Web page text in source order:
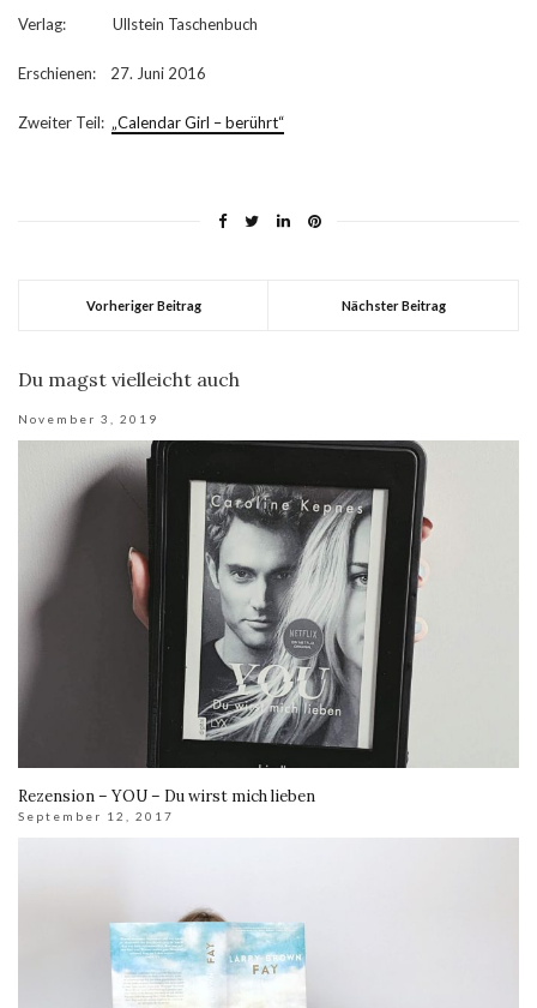
Verlag: Ullstein Taschenbuch
Erschienen: 27. Juni 2016
Zweiter Teil: „Calendar Girl – berührt“
Vorheriger Beitrag Nächster Beitrag
Du magst vielleicht auch
November 3, 2019
Rezension – YOU – Du wirst mich lieben
September 12, 2017